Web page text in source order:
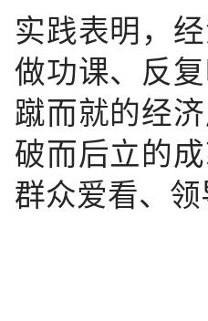
实践表明，
做功课、反
蹴而就的经
破而后立的
群众爱看、领